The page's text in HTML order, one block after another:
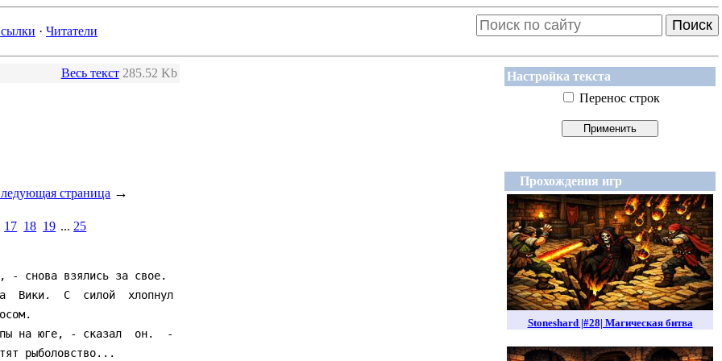
· Читатели Поиск
Настройка текста
Перенос строк
Прохождения игр
Stoneshard |#28| Магическая битва
Весь текст 285.52 Kb
страница →
17 18 19 ... 25